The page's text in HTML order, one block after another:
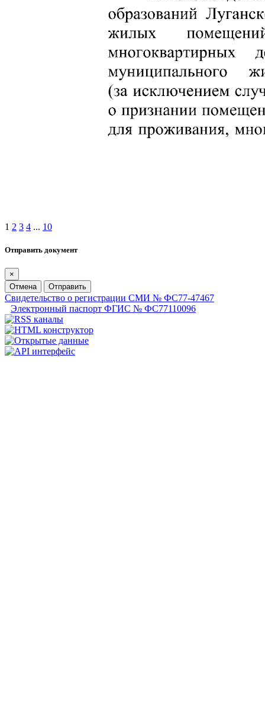
1 2 3 4 ... 10
Отправить документ
×
Отмена
Отправить
Свидетельство о регистрации СМИ № ФС77-47467
Электронный паспорт ФГИС № ФС77110096